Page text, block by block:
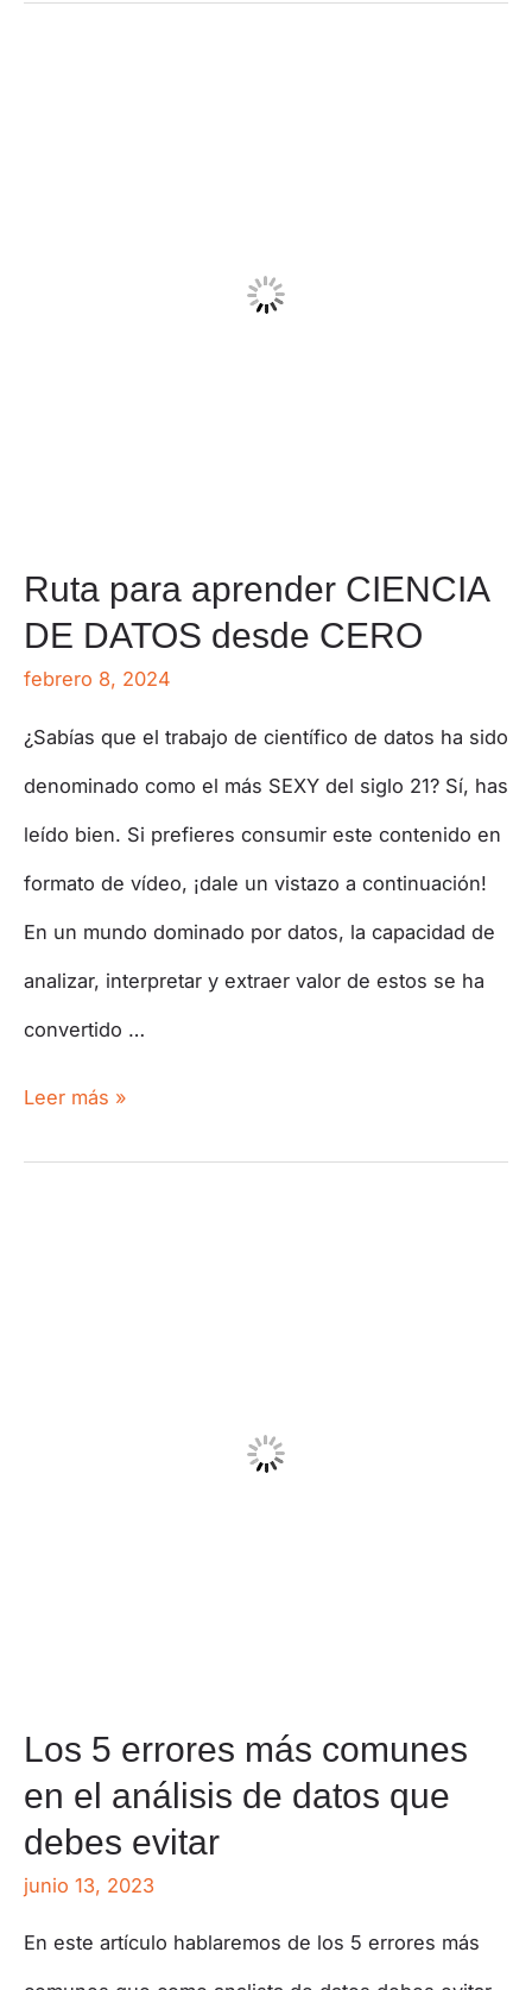
Ruta para aprender CIENCIA
DE DATOS desde CERO
febrero 8, 2024
¿Sabías que el trabajo de científico de datos ha sido
denominado como el más SEXY del siglo 21? Sí, has
leído bien. Si prefieres consumir este contenido en
formato de vídeo, ¡dale un vistazo a continuación!
En un mundo dominado por datos, la capacidad de
analizar, interpretar y extraer valor de estos se ha
convertido …
Leer más »
Los 5 errores más comunes
en el análisis de datos que
debes evitar
junio 13, 2023
En este artículo hablaremos de los 5 errores más